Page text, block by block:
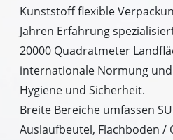
Kunststoff flexible
Jahren Erfahrung
20000 Quadratmeter
internationale Normung
Hygiene und Sicherheit.
Breite Bereiche umfassen
Auslaufbeutel, Flachboden /